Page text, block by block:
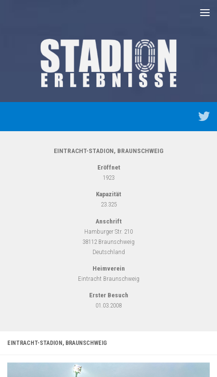
EINTRACHT-STADION, BRAUNSCHWEIG
EINTRACHT-STADION, BRAUNSCHWEIG
Eröffnet
1923
Kapazität
23.325
Anschrift
Hamburger Str. 210
38112 Braunschweig
Deutschland
Heimverein
Eintracht Braunschweig
Erster Besuch
01.03.2008